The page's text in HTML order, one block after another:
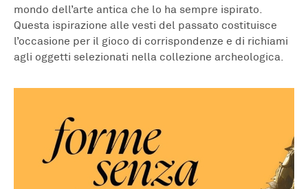
mondo dell’arte antica che lo ha sempre ispirato.
Questa ispirazione alle vesti del passato costituisce
l’occasione per il gioco di corrispondenze e di richiami
agli oggetti selezionati nella collezione archeologica.